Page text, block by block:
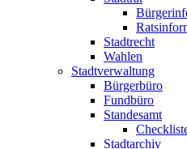
Stadtrecht
Wahlen
Stadtverwaltung
Bürgerbüro
Fundbüro
Standesamt
Stadtarchiv